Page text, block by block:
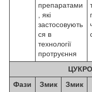
препаратами
, які
застосовують
ся в
технології
протруєння
Фази
Змик
Змик